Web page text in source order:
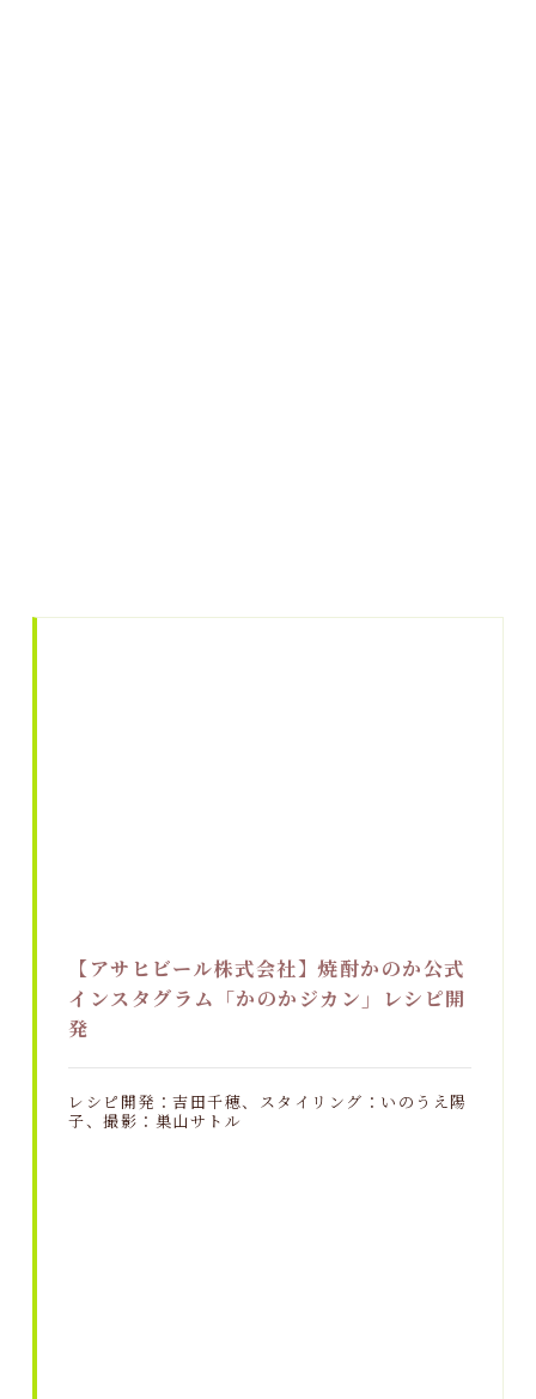
【アサヒビール株式会社】焼酎かのか公式
インスタグラム「かのかジカン」レシピ開
発
レシピ開発：吉田千穂、スタイリング：いのうえ陽
子、撮影：巣山サトル